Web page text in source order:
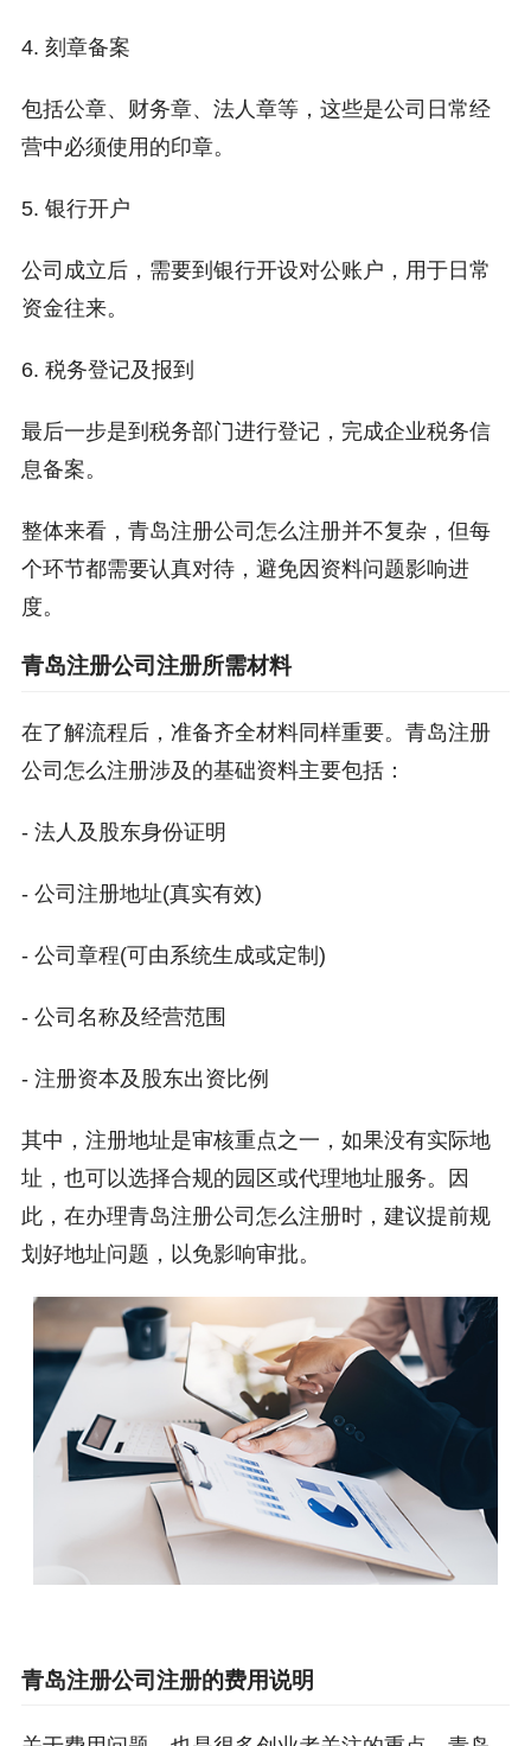
4. 刻章备案
包括公章、财务章、法人章等，这些是公司日常经
营中必须使用的印章。
5. 银行开户
公司成立后，需要到银行开设对公账户，用于日常
资金往来。
6. 税务登记及报到
最后一步是到税务部门进行登记，完成企业税务信
息备案。
整体来看，青岛注册公司怎么注册并不复杂，但每
个环节都需要认真对待，避免因资料问题影响进
度。
青岛注册公司注册所需材料
在了解流程后，准备齐全材料同样重要。青岛注册
公司怎么注册涉及的基础资料主要包括：
- 法人及股东身份证明
- 公司注册地址(真实有效)
- 公司章程(可由系统生成或定制)
- 公司名称及经营范围
- 注册资本及股东出资比例
其中，注册地址是审核重点之一，如果没有实际地
址，也可以选择合规的园区或代理地址服务。因
此，在办理青岛注册公司怎么注册时，建议提前规
划好地址问题，以免影响审批。
青岛注册公司注册的费用说明